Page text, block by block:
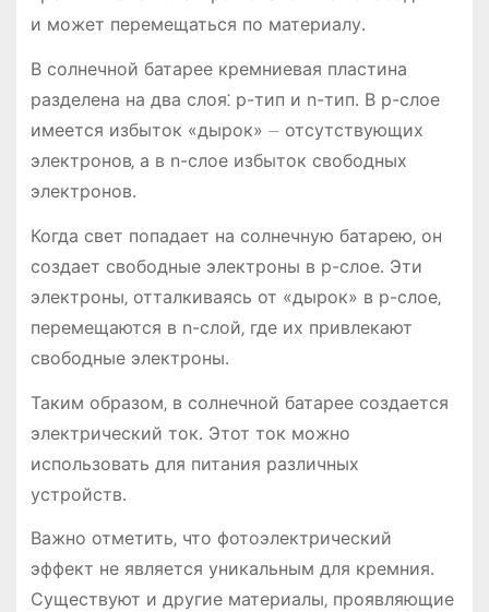
и может перемещаться по материалу․
В солнечной батарее кремниевая пластина
разделена на два слоя⁚ p-тип и n-тип․ В p-слое
имеется избыток «дырок» ⏤ отсутствующих
электронов‚ а в n-слое избыток свободных
электронов․
Когда свет попадает на солнечную батарею‚ он
создает свободные электроны в p-слое․ Эти
электроны‚ отталкиваясь от «дырок» в p-слое‚
перемещаются в n-слой‚ где их привлекают
свободные электроны․
Таким образом‚ в солнечной батарее создается
электрический ток․ Этот ток можно
использовать для питания различных
устройств․
Важно отметить‚ что фотоэлектрический
эффект не является уникальным для кремния․
Существуют и другие материалы‚ проявляющие